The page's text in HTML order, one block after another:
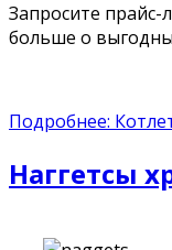
Запросите прайс-
больше о
Подробнее:
Наггетсы